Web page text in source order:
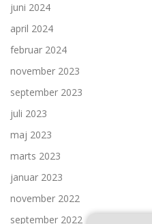
juni 2024
april 2024
februar 2024
november 2023
september 2023
juli 2023
maj 2023
marts 2023
januar 2023
november 2022
september 2022